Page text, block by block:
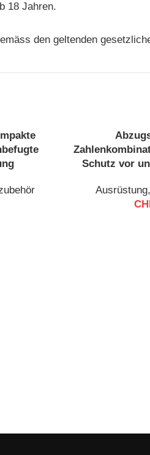
18 Jahren.
den geltenden
ERKA
Schutz vor
Ausrüstung,